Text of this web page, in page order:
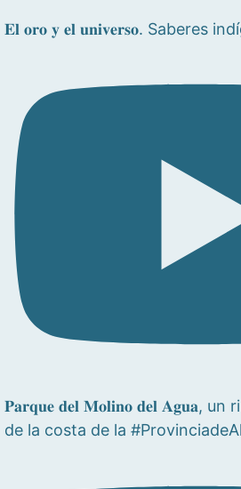
𝐄𝐥 𝐨𝐫𝐨 𝐲 𝐞𝐥 𝐮𝐧𝐢𝐯𝐞𝐫𝐬𝐨. Saberes
𝐏𝐚𝐫𝐪𝐮𝐞 𝐝𝐞𝐥 𝐌𝐨𝐥𝐢𝐧𝐨 𝐝𝐞𝐥 𝐀𝐠𝐮𝐚,
de la costa de la